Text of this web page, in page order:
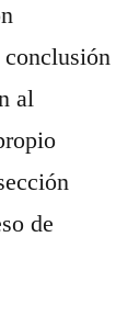
al
de